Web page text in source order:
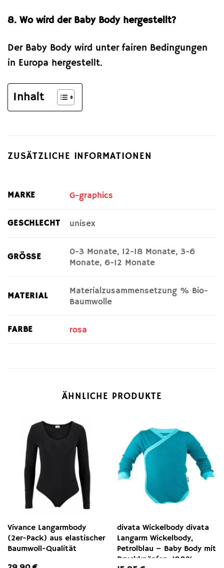
8. Wo wird der Baby Body hergestellt?
Der Baby Body wird unter fairen Bedingungen
in Europa hergestellt.
Inhalt
ZUSÄTZLICHE INFORMATIONEN
MARKE G-graphics
GESCHLECHT unisex
GRÖSSE
0-3 Monate, 12-18 Monate, 3-6
Monate, 6-12 Monate
MATERIAL
Materialzusammensetzung % Bio-
Baumwolle
FARBE rosa
ÄHNLICHE PRODUKTE
Vivance Langarmbody
(2er-Pack) aus elastischer
Baumwoll-Qualität
divata Wickelbody divata
Langarm Wickelbody,
Petrolblau – Baby Body mit
Druckknöpfen, 100%